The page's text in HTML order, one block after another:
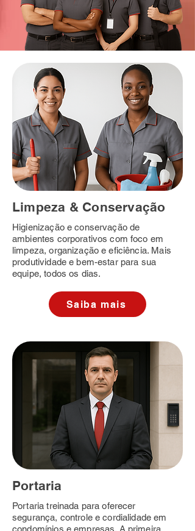
Limpeza & Conservação
Higienização e conservação de
ambientes corporativos com foco em
limpeza, organização e eficiência. Mais
produtividade e bem-estar para sua
equipe, todos os dias.
Saiba mais
Portaria
Portaria treinada para oferecer
segurança, controle e cordialidade em
condomínios e empresas. A primeira